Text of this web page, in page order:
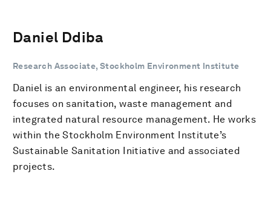
Daniel Ddiba
Research Associate, Stockholm Environment Institute
Daniel is an environmental engineer, his research
focuses on sanitation, waste management and
integrated natural resource management. He works
within the Stockholm Environment Institute’s
Sustainable Sanitation Initiative and associated
projects.